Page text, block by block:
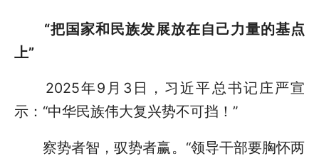
“把国家和民族发展放在自己力量的基点
上”
2025年9月3日，习近平总书记庄严宣
示：“中华民族伟大复兴势不可挡！”
察势者智，驭势者赢。“领导干部要胸怀两